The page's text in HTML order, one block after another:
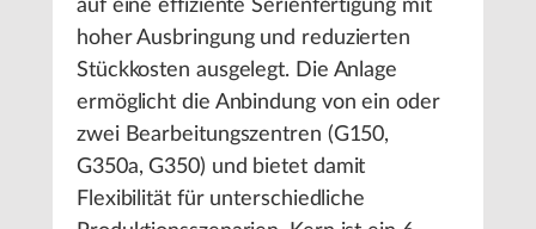
auf eine effiziente Serienfertigung mit
hoher Ausbringung und reduzierten
Stückkosten ausgelegt. Die Anlage
ermöglicht die Anbindung von ein oder
zwei Bearbeitungszentren (G150,
G350a, G350) und bietet damit
Flexibilität für unterschiedliche